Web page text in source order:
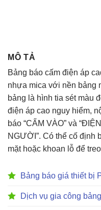
MÔ TẢ
Bảng báo cấm điện áp
nhựa mica với nền bảng
bảng là hình tia sét màu
điện áp cao nguy hiểm,
báo “CẤM VÀO” và
NGƯỜI”. Có thể cố định
mặt hoặc khoan lỗ để
Bảng báo giá thiết bị
Dịch vụ gia công